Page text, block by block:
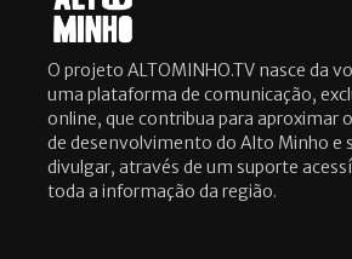
O projeto ALTOMINHO.TV nasce da
uma plataforma de comunicação,
online, que contribua para aproximar
de desenvolvimento do Alto Minho e
divulgar, através de um suporte
toda a informação da região.